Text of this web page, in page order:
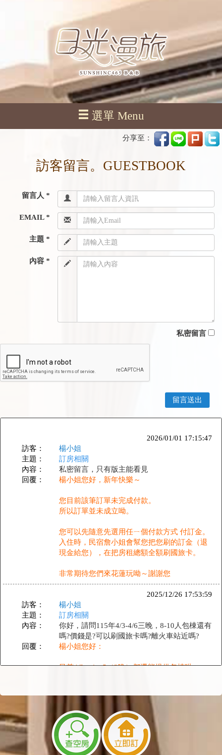
選單 Menu
分享至：
訪客留言。GUESTBOOK
留言人 *
EMAIL *
主題 *
內容 *
私密留言
2026/01/01 17:15:47
訪客：
楊小姐
主題：
訂房相關
內容：
私密留言，只有版主能看見
回覆：
楊小姐您好，新年快樂～
您目前該筆訂單未完成付款。
所以訂單並未成立呦。
您可以先隨意先選用任ㄧ個付款方式 付訂金。
入住時，民宿詹小姐會幫您把您刷的訂金（退
現金給您），在把房租總額全額刷國旅卡。
非常期待您們來花蓮玩呦～謝謝您
2025/12/26 17:53:59
訪客：
楊小姐
主題：
訂房相關
內容：
你好，請問115年4/3-4/6三晚，8-10人包棟還有
嗎?價錢是?可以刷國旅卡嗎?離火車站近嗎?
回覆：
楊小姐您好：
目前4/3、4、5（3晚）都還能提供包棟呦，
我們在東大門夜市附近，有提供免費停車場、
也能刷國旅卡、開收據報帳使用呦～
歡迎您們預訂來花蓮玩，謝謝